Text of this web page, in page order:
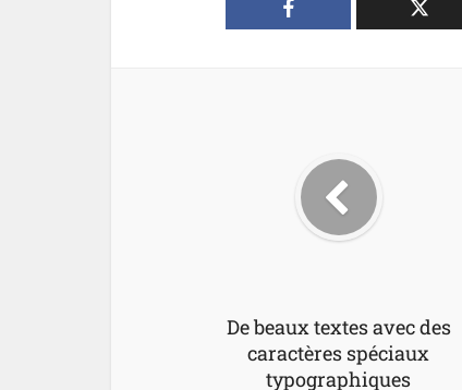
De beaux textes avec des
caractères spéciaux
typographiques